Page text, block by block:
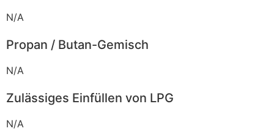
N/A
Propan / Butan-Gemisch
N/A
Zulässiges Einfüllen von LPG
N/A